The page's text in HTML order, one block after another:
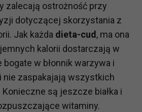
zalecają ostrożność przy
dotyczącej skorzystania z
Jak każda dieta-cud , ma ona
kalorii dostarczają w
w błonnik warzywa i
nie zaspakajają wszystkich
są jeszcze białka i
witaminy.